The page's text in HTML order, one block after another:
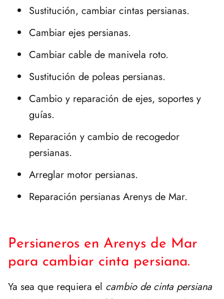
Sustitución, cambiar cintas persianas.
Cambiar ejes persianas.
Cambiar cable de manivela roto.
Sustitución de poleas persianas.
Cambio y reparación de ejes, soportes y
guías.
Reparación y cambio de recogedor
persianas.
Arreglar motor persianas.
Reparación persianas Arenys de Mar.
Persianeros en Arenys de Mar
para cambiar cinta persiana.
Ya sea que requiera el cambio de cinta persiana